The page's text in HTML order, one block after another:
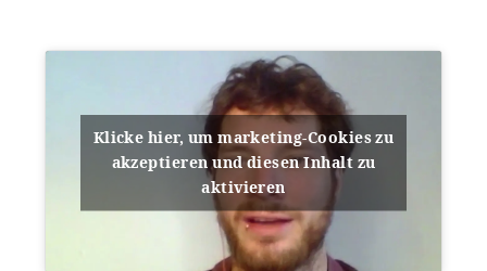
Klicke hier, um marketing-Cookies zu
akzeptieren und diesen Inhalt zu
aktivieren